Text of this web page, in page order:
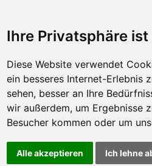
Ihre Privatsphäre
Diese Website verwendet
ein besseres Internet-Erlebnis
sehen, besser an Ihre
wir außerdem, um Ergebnisse
Besucher kommen oder um
Alle akzeptieren Ich lehne
Auswärtiges Amt
Visa-Dienst
Reisemedizin
ESTA-Einreise USA
ETA-Einreise Kanada
Fluggastrechte
Ihr